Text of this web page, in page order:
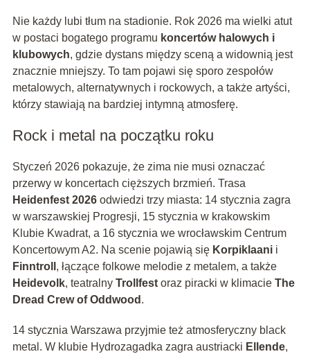
Nie każdy lubi tłum na stadionie. Rok 2026 ma wielki atut
w postaci bogatego programu koncertów halowych i
klubowych, gdzie dystans między sceną a widownią jest
znacznie mniejszy. To tam pojawi się sporo zespołów
metalowych, alternatywnych i rockowych, a także artyści,
którzy stawiają na bardziej intymną atmosferę.
Rock i metal na początku roku
Styczeń 2026 pokazuje, że zima nie musi oznaczać
przerwy w koncertach cięższych brzmień. Trasa
Heidenfest 2026odwiedzi trzy miasta: 14 stycznia zagra
w warszawskiej Progresji, 15 stycznia w krakowskim
Klubie Kwadrat, a 16 stycznia we wrocławskim Centrum
Koncertowym A2. Na scenie pojawią się Korpiklaanii
Finntroll , łączące folkowe melodie z metalem, a także
Heidevolk, teatralny Trollfestoraz piracki w klimacie The
Dread Crew of Oddwood .
14 stycznia Warszawa przyjmie też atmosferyczny black
metal. W klubie Hydrozagadka zagra austriacki Ellende,